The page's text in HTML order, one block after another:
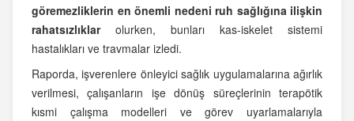
göremezliklerin en önemli nedeni ruh sağlığına ilişkin
rahatsızlıklarolurken, bunları kas-iskelet sistemi
hastalıkları ve travmalar izledi.
Raporda, işverenlere önleyici sağlık uygulamalarına ağırlık
verilmesi, çalışanların işe dönüş süreçlerinin terapötik
kısmi çalışma modelleri ve görev uyarlamalarıyla